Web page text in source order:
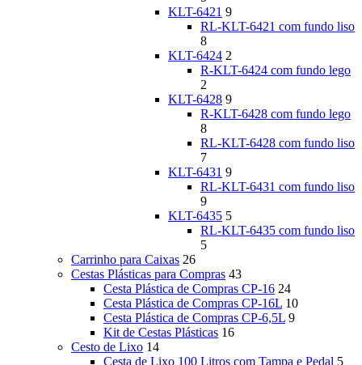
KLT-6421 9
RL-KLT-6421 com fundo liso
8
KLT-6424 2
R-KLT-6424 com fundo lego
2
KLT-6428 9
R-KLT-6428 com fundo lego
8
RL-KLT-6428 com fundo liso
7
KLT-6431 9
RL-KLT-6431 com fundo liso
9
KLT-6435 5
RL-KLT-6435 com fundo liso
5
Carrinho para Caixas 26
Cestas Plásticas para Compras 43
Cesta Plástica de Compras CP-16 24
Cesta Plástica de Compras CP-16L 10
Cesta Plástica de Compras CP-6,5L 9
Kit de Cestas Plásticas 16
Cesto de Lixo 14
Cesta de Lixo 100 Litros com Tampa e Pedal 5